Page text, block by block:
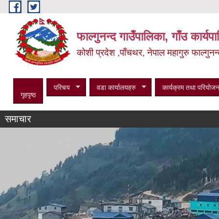
Skip to main content
फाल्गुनन्द गाउँपालिका, गाँउ
कोशी प्रदेश ,पाँचथर, नेपालमहागुरु
गृहपृष्ठ
परिचय वडा कार्यालयहरु कार्यक्रम तथा
समाचार